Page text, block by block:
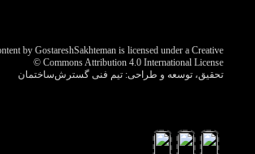
by GostareshSakhteman is licensed under a Creative
Commons Attribution 4.0 International License ©️
تحقیق، توسعه و طراحی: تیم فنی گسترش‌ساختمان